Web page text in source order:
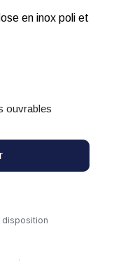
en inox poli et
ouvrables
disposition